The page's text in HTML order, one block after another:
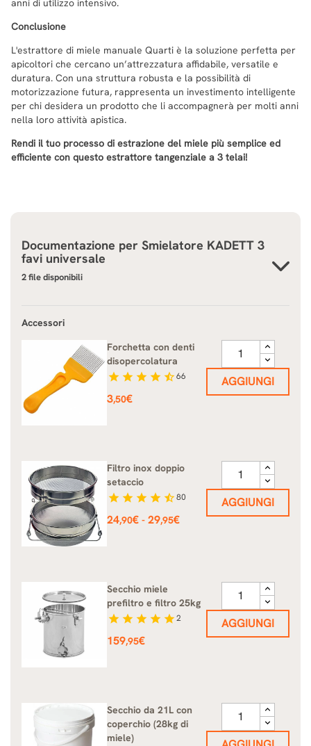
Conclusione
L'estrattore di miele manuale Quarti è la soluzione perfetta per
apicoltori che cercano un’attrezzatura affidabile, versatile e
duratura. Con una struttura robusta e la possibilità di
motorizzazione futura, rappresenta un investimento intelligente
per chi desidera un prodotto che li accompagnerà per molti anni
nella loro attività apistica.
Rendi il tuo processo di estrazione del miele più semplice ed
efficiente con questo estrattore tangenziale a 3 telai!
Documentazione per Smielatore KADETT 3
favi universale
2 file disponibili
Accessori
Forchetta con denti
disopercolatura
star star star star star_half66
Prezzo
3,50€
AGGIUNGI
Filtro inox doppio
setaccio
star star star star star_half80
Prezzo
24,90€ - 29,95€
AGGIUNGI
Secchio miele
prefiltro e filtro 25kg
star star star star star2
Prezzo
159,95€
AGGIUNGI
Secchio da 21L con
coperchio (28kg di
miele)